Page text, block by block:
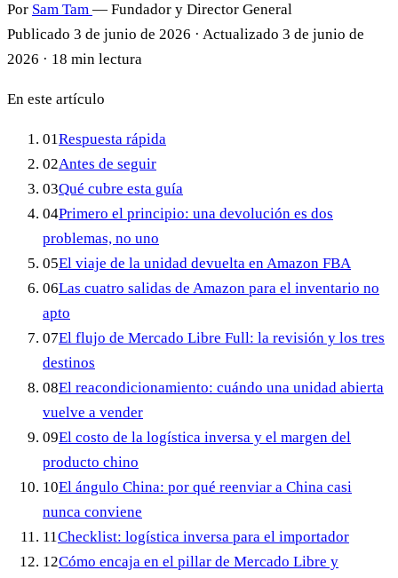
Por Sam Tam — Fundador y Director General
Publicado 3 de junio de 2026 · Actualizado 3 de junio de
2026 · 18 min lectura
En este artículo
01Respuesta rápida
02Antes de seguir
03Qué cubre esta guía
04Primero el principio: una devolución es dos
problemas, no uno
05El viaje de la unidad devuelta en Amazon FBA
06Las cuatro salidas de Amazon para el inventario no
apto
07El flujo de Mercado Libre Full: la revisión y los tres
destinos
08El reacondicionamiento: cuándo una unidad abierta
vuelve a vender
09El costo de la logística inversa y el margen del
producto chino
10El ángulo China: por qué reenviar a China casi
nunca conviene
11Checklist: logística inversa para el importador
12Cómo encaja en el pillar de Mercado Libre y